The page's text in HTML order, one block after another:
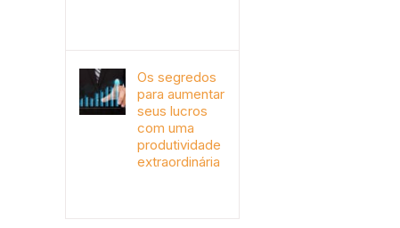
Os segredos
para aumentar
seus lucros
com uma
produtividade
extraordinária